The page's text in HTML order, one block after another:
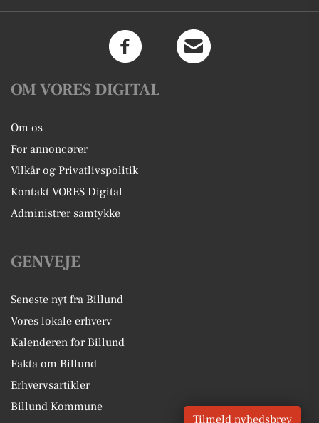
OM VORES DIGITAL
Om os
For annoncører
Vilkår og Privatlivspolitik
Kontakt VORES Digital
Administrer samtykke
GENVEJE
Seneste nyt fra Billund
Vores lokale erhverv
Kalenderen for Billund
Fakta om Billund
Erhvervsartikler
Billund Kommune
Tilmeld nyhedsbrev